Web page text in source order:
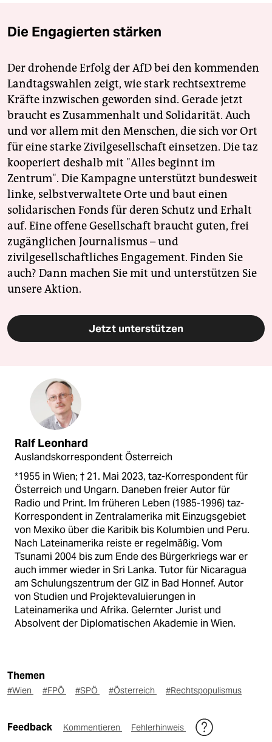
Die Engagierten stärken
Der drohende Erfolg der AfD bei den kommenden
Landtagswahlen zeigt, wie stark rechtsextreme
Kräfte inzwischen geworden sind. Gerade jetzt
braucht es Zusammenhalt und Solidarität. Auch
und vor allem mit den Menschen, die sich vor Ort
für eine starke Zivilgesellschaft einsetzen. Die taz
kooperiert deshalb mit "Alles beginnt im
Zentrum". Die Kampagne unterstützt bundesweit
linke, selbstverwaltete Orte und baut einen
solidarischen Fonds für deren Schutz und Erhalt
auf. Eine offene Gesellschaft braucht guten, frei
zugänglichen Journalismus – und
zivilgesellschaftliches Engagement. Finden Sie
auch? Dann machen Sie mit und unterstützen Sie
unsere Aktion.
Jetzt unterstützen
Ralf Leonhard
Auslandskorrespondent Österreich
*1955 in Wien; † 21. Mai 2023, taz-Korrespondent für
Österreich und Ungarn. Daneben freier Autor für
Radio und Print. Im früheren Leben (1985-1996) taz-
Korrespondent in Zentralamerika mit Einzugsgebiet
von Mexiko über die Karibik bis Kolumbien und Peru.
Nach Lateinamerika reiste er regelmäßig. Vom
Tsunami 2004 bis zum Ende des Bürgerkriegs war er
auch immer wieder in Sri Lanka. Tutor für Nicaragua
am Schulungszentrum der GIZ in Bad Honnef. Autor
von Studien und Projektevaluierungen in
Lateinamerika und Afrika. Gelernter Jurist und
Absolvent der Diplomatischen Akademie in Wien.
Themen
#Wien #FPÖ #SPÖ #Österreich #Rechtspopulismus
Feedback Kommentieren Fehlerhinweis